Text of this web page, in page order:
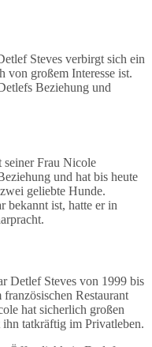
Steves verbirgt sich ein
von großem Interesse ist.
Beziehung und
seiner Frau Nicole
und hat bis heute
geliebte Hunde.
bekannt ist, hatte er in
Detlef Steves von 1999 bis
Restaurant
hat sicherlich großen
tatkräftig im Privatleben.